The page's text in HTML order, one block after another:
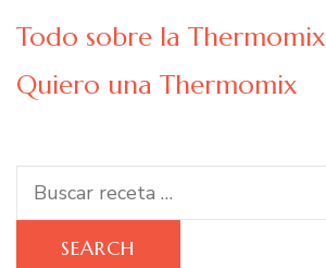
Todo sobre la Thermomix
Quiero una Thermomix
Search
for: